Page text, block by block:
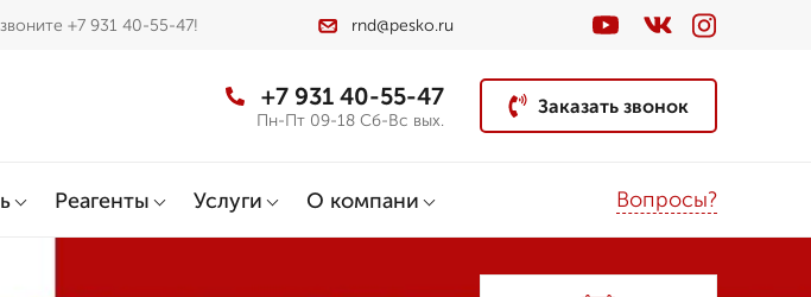
+7 931 40-55-47! rnd@pesko.ru
+7 931 40-55-47
Пн-Пт 09-18 Сб-Вс вых.
Заказать звонок
Реагенты Услуги О компани Вопросы?